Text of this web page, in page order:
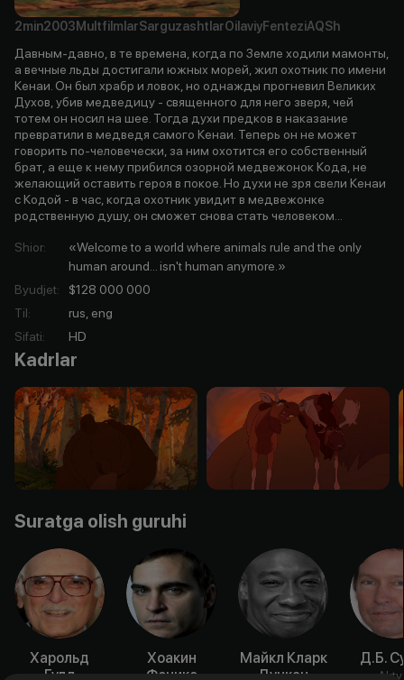
2min2003 MultfilmlarSarguzashtlarOilaviyFenteziAQSh
Давным-давно, в те времена, когда по Земле ходили мамонты,
а вечные льды достигали южных морей, жил охотник по имени
Кенаи. Он был храбр и ловок, но однажды прогневил Великих
Духов, убив медведицу - священного для него зверя, чей
тотем он носил на шее. Тогда духи предков в наказание
превратили в медведя самого Кенаи. Теперь он не может
говорить по-человечески, за ним охотится его собственный
брат, а еще к нему прибился озорной медвежонок Кода, не
желающий оставить героя в покое. Но духи не зря свели Кенаи
с Кодой - в час, когда охотник увидит в медвежонке
родственную душу, он сможет снова стать человеком...
Shior:
«Welcome to a world where animals rule and the only
human around... isn't human anymore.»
Byudjet:
$128 000 000
Til:
rus, eng
Sifati: HD
Kadrlar
Suratga olish guruhi
Харольд
Гулд
Хоакин
Феникс
Майкл Кларк
Дункан
Д.Б.